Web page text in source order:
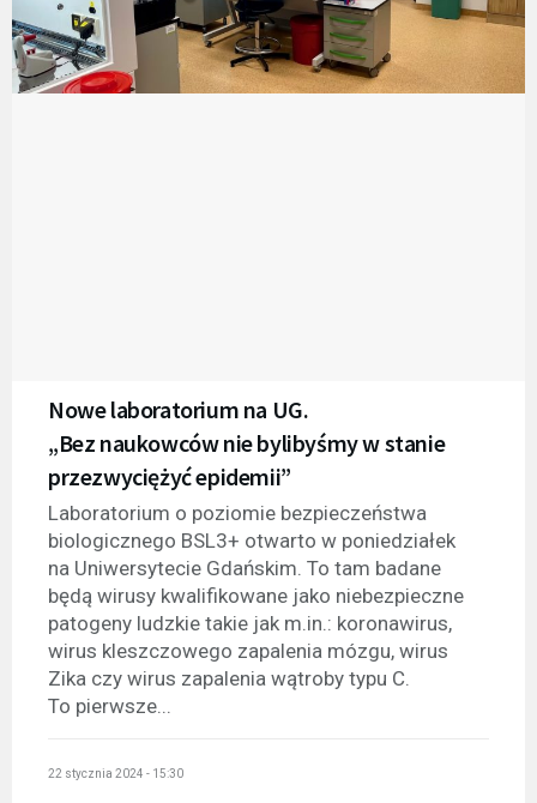
Nowe laboratorium na UG.
„Bez naukowców nie bylibyśmy w stanie
przezwyciężyć epidemii”
Laboratorium o poziomie bezpieczeństwa
biologicznego BSL3+ otwarto w poniedziałek
na Uniwersytecie Gdańskim. To tam badane
będą wirusy kwalifikowane jako niebezpieczne
patogeny ludzkie takie jak m.in.: koronawirus,
wirus kleszczowego zapalenia mózgu, wirus
Zika czy wirus zapalenia wątroby typu C.
To pierwsze...
22 stycznia 2024 - 15:30